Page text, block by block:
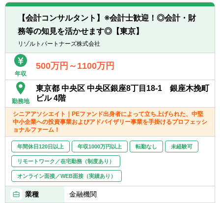
動的に行動できる方
■常にクライアントにとってのベストを考え
行動できる方
■一緒に会社を創っていくことへの興味・関
心
■IPO支援
- 上場準備関連書類作成支援
- 社内規程の整備支援 等
■内部統制・ガバナンス構築支援
■CFO/管理部長代行支援
※興味があれば、グループ会社にて税務業務
※ご希望に応じて、投資業務とアドバイザリ
ー業務の両方に従事いただくこともできます
【投資業務】
■投資案件のソーシング、提案資料の作成、
ビジネス・財務分析、バリュエーション、投
資採算分析、DD対応、契約交渉、投資先の経
営支援など、投資業務全般に一気通貫で幅広
く関与いただきます
【会計コンサルタント】※会計士歓迎！◎会計・財
務等の知見を活かせます◎【東京】
リゾルトパートナーズ株式会社
年収
500万円～1100万円
勤務地
東京都 中央区 中央区銀座8丁目18-1 銀座木挽町
ビル 4階
シニアアソシエイト｜PEファンド出身者によって立ち上げられた、中堅
中小企業への投資事業およびアドバイザリー事業を手掛けるプロフェッシ
ョナルファーム！
年間休日120日以上 年収1000万円以上 転勤なし 未経験可
リモートワーク／在宅勤務（制度あり）
オンライン面接／WEB面接（実績あり）
業種 金融機関